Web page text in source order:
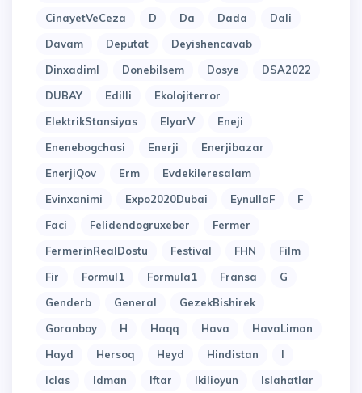
CinayetVeCeza
D Da Dada
Dali
Davam
Deputat
Deyishencavab
Dinxadiml
Donebilsem Dosye
DSA2022
DUBAY
Edilli
Ekolojiterror
ElektrikStansiyas
ElyarV
Eneji
Enenebogchasi
Enerji
Enerjibazar
EnerjiQov
Erm
Evdekileresalam
Evinxanimi
Expo2020Dubai EynullaF
F
Faci
Felidendogruxeber
Fermer
FermerinRealDostu
Festival FHN
Film
Fir
Formul1 Formula1 Fransa
G
Genderb
General
GezekBishirek
Goranboy
H Haqq Hava
HavaLiman
Hayd
Hersoq Heyd Hindistan
I
Iclas
Idman Iftar Ikilioyun
Islahatlar